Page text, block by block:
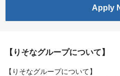
Apply
【りそなグループについて】
【りそなグループについて】